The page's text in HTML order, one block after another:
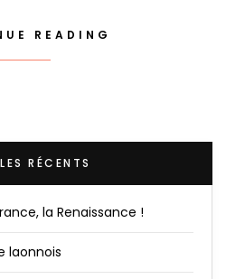
READING
RÉCENTS
la Renaissance !
laonnois